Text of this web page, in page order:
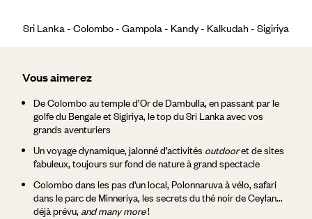
Sri Lanka - Colombo - Gampola - Kandy - Kalkudah - Sigiriya
Vous aimerez
De Colombo au temple d’Or de Dambulla, en passant par le
golfe du Bengale et Sigiriya, le top du Sri Lanka avec vos
grands aventuriers
Un voyage dynamique, jalonné d’activités outdooret de sites
fabuleux, toujours sur fond de nature à grand spectacle
Colombo dans les pas d'un local, Polonnaruva à vélo, safari
dans le parc de Minneriya, les secrets du thé noir de Ceylan...
déjà prévu, and many more!